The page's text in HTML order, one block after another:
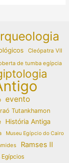
Cleópatra VII
de tumba egípcia
evento
Tutankhamon
História Antiga
Museu Egípcio do Cairo
Ramses II